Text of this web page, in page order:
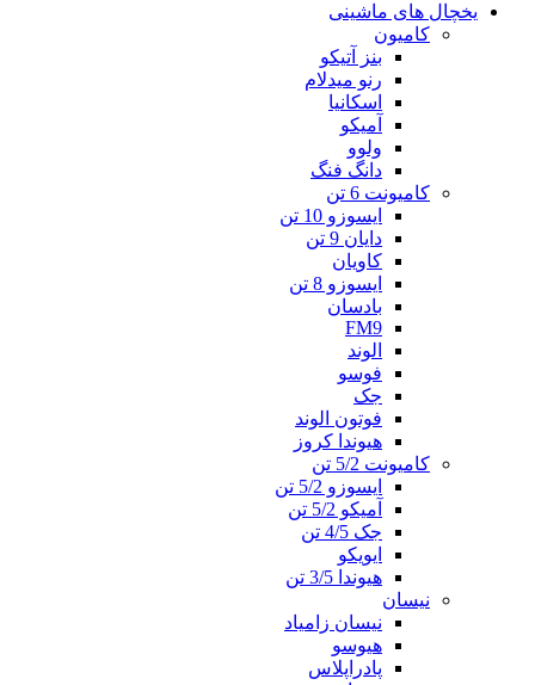
یخچال های ماشینی
کامیون
بنز آتیکو
رنو میدلام
اسکانیا
آمیکو
ولوو
دانگ فنگ
کامیونت 6 تن
ایسوزو 10 تن
دایان 9 تن
کاویان
ایسوزو 8 تن
بادسان
FM9
الوند
فوسو
جک
فوتون الوند
هیوندا کروز
کامیونت 5/2 تن
ایسوزو 5/2 تن
آمیکو 5/2 تن
جک 4/5 تن
ایویکو
هیوندا 3/5 تن
نیسان
نیسان زامیاد
هیوسو
پادراپلاس